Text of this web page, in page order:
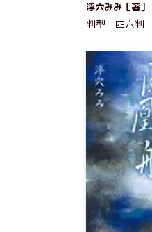
浮穴みみ［著］
判型：四六判